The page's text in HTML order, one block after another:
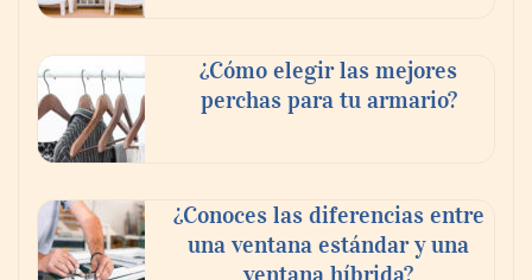
¿Cómo elegir las mejores
perchas para tu armario?
¿Conoces las diferencias entre
una ventana estándar y una